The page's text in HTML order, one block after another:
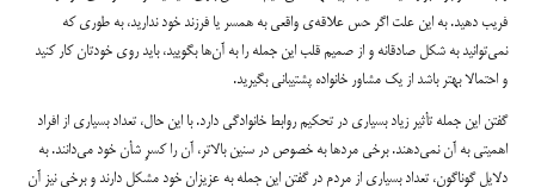
فریب دهید. به این علت اگر حس علاقه‌ی واقعی به همسر یا فرزند خود ندارید، به طوری که
نمی‌توانید به شکل صادقانه و از صمیم قلب این جمله را به آن‌ها بگویید، باید روی خودتان کار کنید
و احتمالا بهتر باشد از یک مشاور خانواده پشتیبانی بگیرید.
گفتن این جمله تأثیر زیاد بسیاری در تحکیم روابط خانوادگی دارد. با این حال، تعداد بسیاری از افراد
اهمیتی به آن نمی‌دهند. برخی مردها به خصوص در سنین بالاتر، آن را کسرِ شأن خود می‌دانند. به
دلایل گوناگون، تعداد بسیاری از مردم در گفتن این جمله به عزیزان خود مشکل دارند و برخی نیز آن